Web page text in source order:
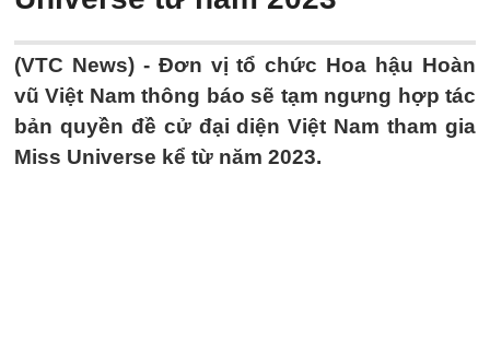
(VTC News) - Đơn vị tổ chức Hoa hậu Hoàn
vũ Việt Nam thông báo sẽ tạm ngưng hợp tác
bản quyền đề cử đại diện Việt Nam tham gia
Miss Universe kể từ năm 2023.